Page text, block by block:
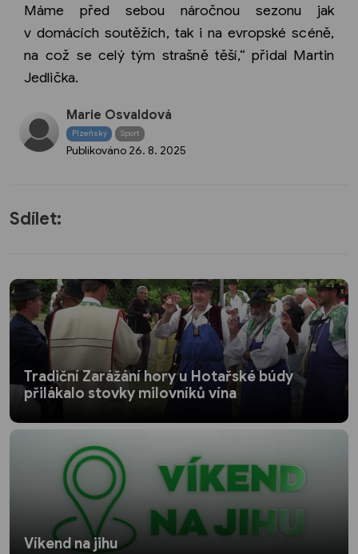
Máme před sebou náročnou sezonu jak
v domácích soutěžích, tak i na evropské scéně,
na což se celý tým strašně těší,“ přidal Martin
Jedlička.
Marie Osvaldová
Plzeňský Sport
Publikováno 26. 8. 2025
Sdílet:
Tradiční Zarážání hory u Hotařské búdy
přilákalo stovky milovníků vína
Víkend na jihu